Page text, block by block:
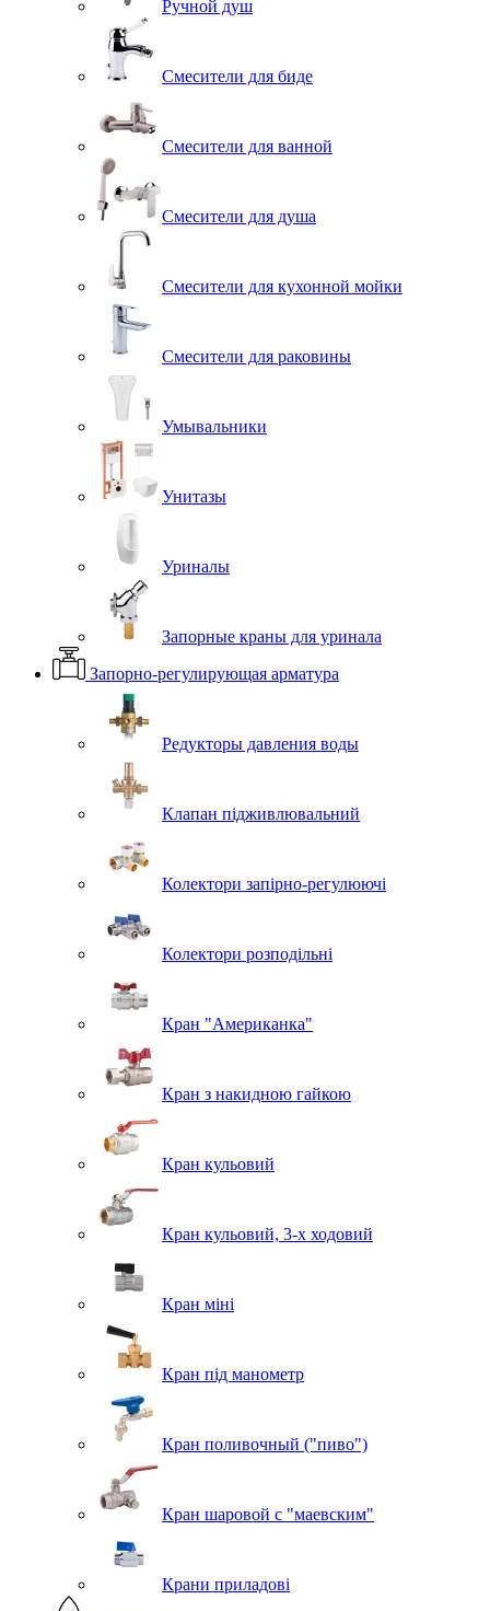
Ручной душ
Смесители для биде
Смесители для ванной
Смесители для душа
Смесители для кухонной мойки
Смесители для раковины
Умывальники
Унитазы
Уриналы
Запорные краны для уринала
Запорно-регулирующая арматура
Редукторы давления воды
Клапан підживлювальний
Колектори запірно-регулюючі
Колектори розподільні
Кран "Американка"
Кран з накидною гайкою
Кран кульовий
Кран кульовий, 3-х ходовий
Кран міні
Кран під манометр
Кран поливочный ("пиво")
Кран шаровой с "маевским"
Крани приладові